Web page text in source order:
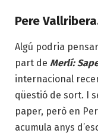
Pere
Algú podria
part de Merlí:
internacional
qüestió de sort. I
paper, però en
acumula anys